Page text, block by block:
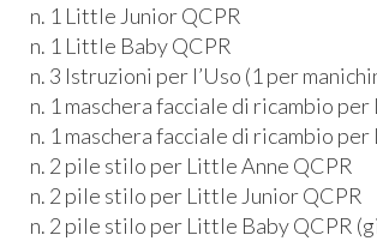
n. 1 Little JuniorQCPR
n. 1 Little BabyQCPR
n. 3 Istruzioni per l’Uso (1 per
n. 1 maschera facciale di ricambio
n. 1 maschera facciale di ricambio
n. 2 pile stilo per Little Anne QCPR
n. 2 pile stilo per Little JuniorQCPR
n. 2 pile stilo per Little BabyQCPR